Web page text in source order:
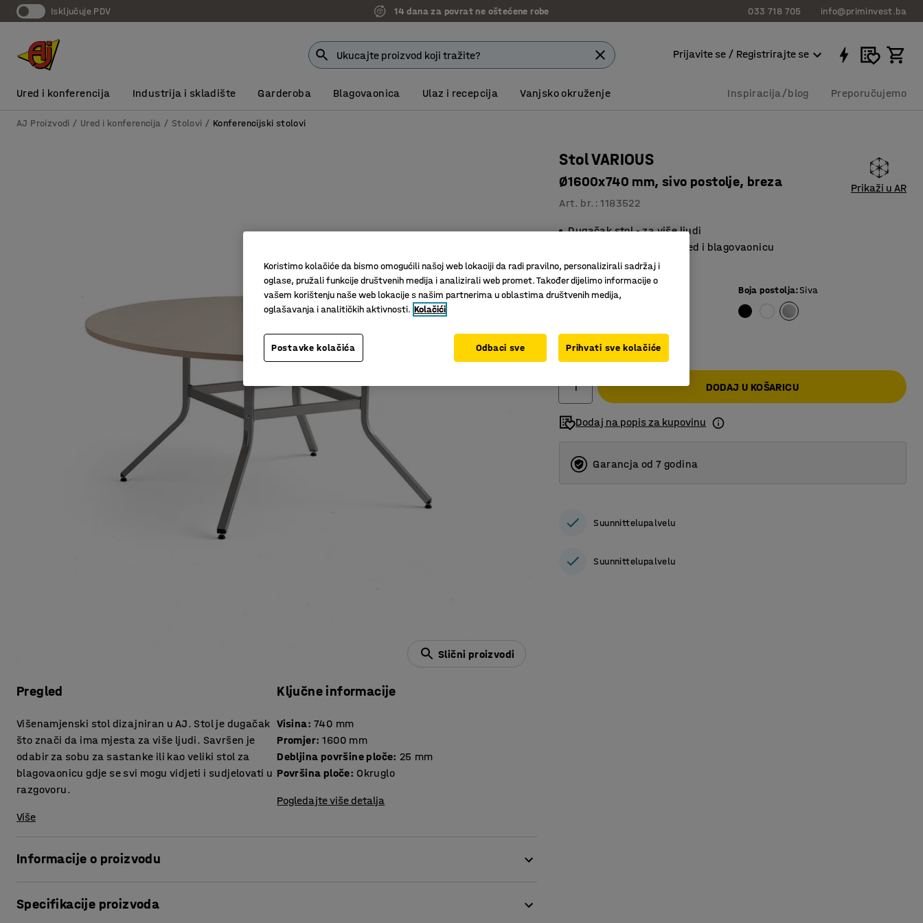
Isključuje PDV 14 dana za povrat ne oštećene robe 033 718 705 info@priminvest.ba
Prijavite se / Registrirajte se
Ured i konferencija Industrija i skladište Garderoba Blagovaonica Ulaz i recepcija Vanjsko okruženje Inspiracija/blog Preporučujemo
AJ Proizvodi Ured i konferencija Stolovi Konferencijski stolovi
Slični proizvodi
Pregled
Višenamjenski stol dizajniran u AJ. Stol je dugačak
što znači da ima mjesta za više ljudi. Savršen je
odabir za sobu za sastanke ili kao veliki stol za
blagovaonicu gdje se svi mogu vidjeti i sudjelovati u
razgovoru.
Više
Ključne informacije
Visina: 740 mm
Promjer: 1600 mm
Debljina površine ploče: 25 mm
Površina ploče: Okruglo
Pogledajte više detalja
Informacije o proizvodu
jedinstven za AJ jer je dizajniran u našoj tvornici. Stol je idealan za različite prostore, kao što su
Specifikacije proizvoda
Stol VARIOUS
Ø1600x740 mm, sivo postolje, breza
Art. br. :1183522
Prikaži u AR
Dugačak stol - za više ljudi
Za sobe za sastanke, ured i blagovaonicu
Za ugodno okruženje
Boja površine ploče Boja postolja:Siva
834,00 KM
bez PDV
DODAJ U KOŠARICU
Dodaj na popis za kupovinu
Garancja od 7 godina
Suunnittelupalvelu
Suunnittelupalvelu
Koristimo kolačiće da bismo omogućili našoj web lokaciji da radi pravilno, personalizirali sadržaj i
oglase, pružali funkcije društvenih medija i analizirali web promet. Također dijelimo informacije o
vašem korištenju naše web lokacije s našim partnerima u oblastima društvenih medija,
oglašavanja i analitičkih aktivnosti. Kolačići
Postavke kolačića Odbaci sve Prihvati sve kolačiće